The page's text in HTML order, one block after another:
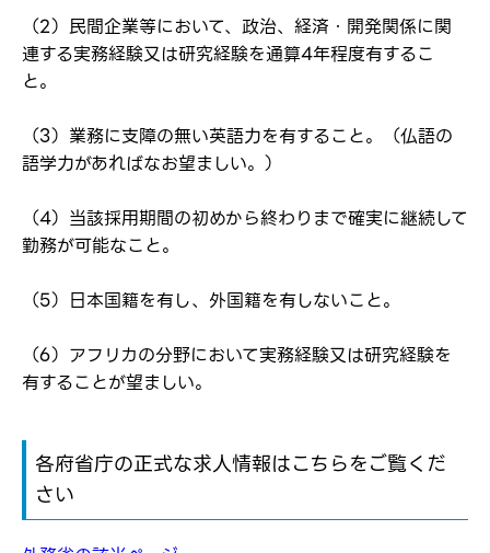
（2）民間企業等において、政治、経済・開発関係に関
連する実務経験又は研究経験を通算4年程度有するこ
と。
（3）業務に支障の無い英語力を有すること。（仏語の
語学力があればなお望ましい。）
（4）当該採用期間の初めから終わりまで確実に継続して
勤務が可能なこと。
（5）日本国籍を有し、外国籍を有しないこと。
（6）アフリカの分野において実務経験又は研究経験を
有することが望ましい。
各府省庁の正式な求人情報はこちらをご覧くだ
さい